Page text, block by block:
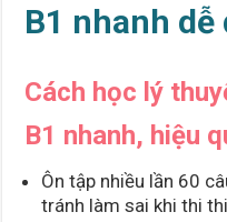
B1 nhanh dễ
Cách học lý
B1 nhanh, hiệu
Ôn tập nhiều lần 60
tránh làm sai khi thi